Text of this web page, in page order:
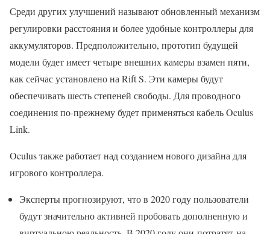
Среди других улучшений называют обновленный механизм
регулировки расстояния и более удобные контроллеры для
аккумуляторов. Предположительно, прототип будущей
модели будет имеет четыре внешних камеры взамен пяти,
как сейчас установлено на Rift S. Эти камеры будут
обеспечивать шесть степеней свободы. Для проводного
соединения по-прежнему будет применяться кабель Oculus
Link.
Oculus также работает над созданием нового дизайна для
игрового контроллера.
Эксперты прогнозируют, что в 2020 году пользователи
будут значительно активней пробовать дополненную и